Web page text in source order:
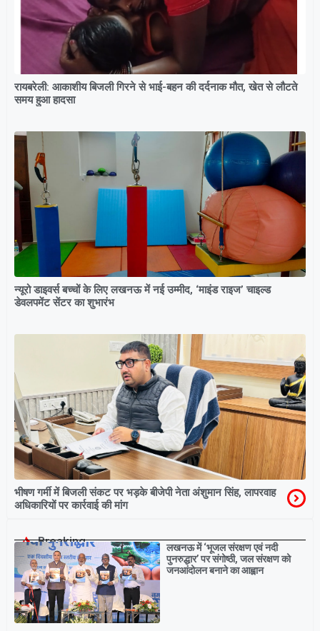
रायबरेली: आकाशीय बिजली गिरने से भाई-बहन की दर्दनाक मौत, खेत से लौटते
समय हुआ हादसा
न्यूरो डाइवर्स बच्चों के लिए लखनऊ में नई उम्मीद, ‘माइंड राइज’ चाइल्ड
डेवलपमेंट सेंटर का शुभारंभ
भीषण गर्मी में बिजली संकट पर भड़के बीजेपी नेता अंशुमान सिंह, लापरवाह
अधिकारियों पर कार्रवाई की मांग
Breaking
लखनऊ में ‘भूजल संरक्षण एवं नदी
पुनरुद्धार’ पर संगोष्ठी, जल संरक्षण को
जनआंदोलन बनाने का आह्वान